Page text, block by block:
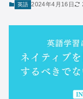
英語 2024年4月16日